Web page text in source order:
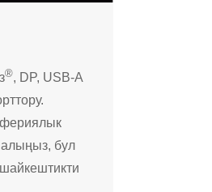
®, DP, USB-A
алыңыз, бул